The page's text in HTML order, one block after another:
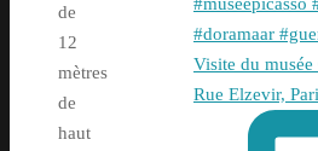
de
12
mètres
de
haut
Visite du
Rue Elzevir, Pari